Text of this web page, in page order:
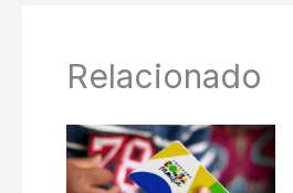
Relacionado